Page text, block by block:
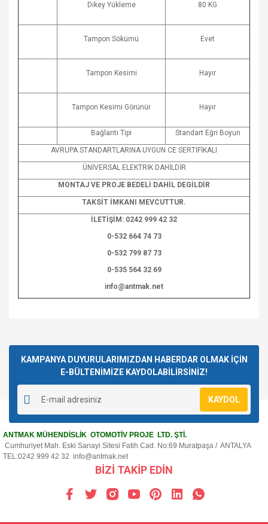
Dikey Yükleme 80 KG
Tampon Sökümü Evet
Tampon Kesimi Hayır
Tampon Kesimi Görünür Hayır
Bağlantı Tipi Standart Eğri Boyun
AVRUPA STANDARTLARINA UYGUN CE SERTİFİKALI
ÜNİVERSAL ELEKTRİK DAHİLDİR
MONTAJ VE PROJE BEDELİ DAHİL DEGİLDİR
TAKSİT İMKANI MEVCUTTUR.
İLETİŞİM: 0242 999 42 32
0-532 664 74 73
0-532 799 87 73
0-535 564 32 69
info@antmak.net
Yorum Yaz
kullanarak tarafımıza iletebilirsiniz.
Görüş ve önerileriniz için teşekkür ederiz.
Ürün resmi kalitesiz, bozuk veya görüntülenemiyor.
Ürün açıklamasında eksik bilgiler bulunuyor.
Ürün bilgilerinde hatalar bulunuyor.
Ürün fiyatı diğer sitelerden daha pahalı.
Bu ürüne benzer farklı alternatifler olmalı.
KAMPANYA DUYURULARIMIZDAN HABERDAR OLMAK İÇİN
E-BÜLTENİMİZE KAYDOLABİLİRSİNİZ!
KAYDOL
ANTMAK MÜHENDİSLİK OTOMOTİV PROJE LTD. ŞTİ.
Cumhuriyet Mah. Eski Sanayi Sitesi Fatih Cad. No:69 Muratpaşa / ANTALYA
TEL:0242 999 42 32 info@antmak.net
BİZİ TAKİP EDİN